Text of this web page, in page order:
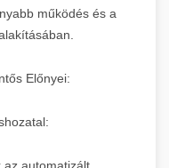
működés és a
Előnyei:
az automatizált